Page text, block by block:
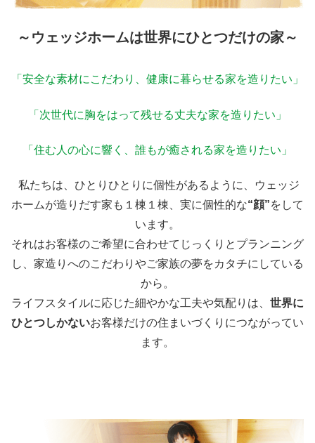
～ウェッジホームは世界にひとつだけの家～
「安全な素材にこだわり、健康に暮らせる家を造りたい」
「次世代に胸をはって残せる丈夫な家を造りたい」
「住む人の心に響く、誰もが癒される家を造りたい」
私たちは、ひとりひとりに個性があるように、ウェッジ
ホームが造りだす家も１棟１棟、実に個性的な“顔”をして
います。
それはお客様のご希望に合わせてじっくりとプランニング
し、家造りへのこだわりやご家族の夢をカタチにしている
から。
ライフスタイルに応じた細やかな工夫や気配りは、 世界に
ひとつしかないお客様だけの住まいづくりにつながってい
ます。